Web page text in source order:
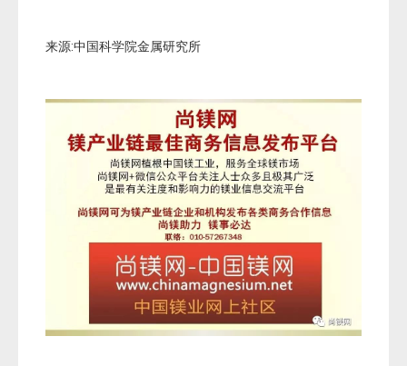
来源:中国科学院金属研究所